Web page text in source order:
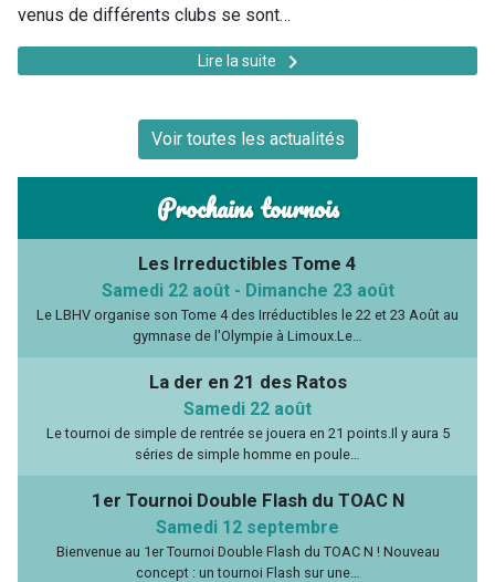
venus de différents clubs se sont…
Lire la suite keyboard_arrow_right
Voir toutes les actualités
Prochains tournois
Les Irreductibles Tome 4
Samedi 22 août- Dimanche 23 août
Le LBHV organise son Tome 4 des Irréductibles le 22 et 23 Août au
gymnase de l'Olympie à Limoux.Le…
La der en 21 des Ratos
Samedi 22 août
Le tournoi de simple de rentrée se jouera en 21 points.Il y aura 5
séries de simple homme en poule…
1er Tournoi Double Flash du TOAC N
Samedi 12 septembre
Bienvenue au 1er Tournoi Double Flash du TOAC N ! Nouveau
concept : un tournoi Flash sur une…